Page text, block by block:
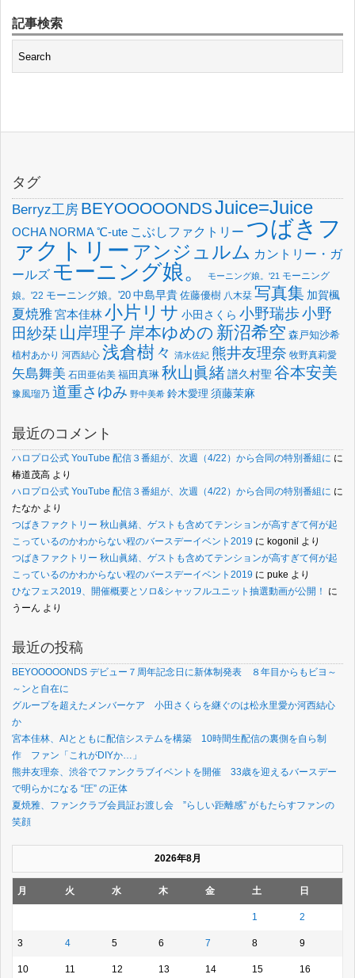
記事検索
タグ
Berryz工房 BEYOOOOONDSJuice=Juice
OCHA NORMA℃-ute こぶしファクトリー つばきフ
ァクトリー アンジュルム カントリー・ガ
ールズ モーニング娘。 モーニング娘。'21 モーニング
娘。'22 モーニング娘。'20 中島早貴 佐藤優樹 八木栞 写真集 加賀楓
夏焼雅宮本佳林小片リサ 小田さくら 小野瑞歩小野
田紗栞 山岸理子 岸本ゆめの 新沼希空 森戸知沙希
植村あかり 河西結心 浅倉樹々 清水佐紀 熊井友理奈 牧野真莉愛
矢島舞美 石田亜佑美 福田真琳 秋山眞緒譜久村聖 谷本安美
豫風瑠乃 道重さゆみ 野中美希 鈴木愛理 須藤茉麻
最近のコメント
ハロプロ公式 YouTube 配信３番組が、次週（4/22）から合同の特別番組に に
椿道茂高 より
ハロプロ公式 YouTube 配信３番組が、次週（4/22）から合同の特別番組に に
たなか より
つばきファクトリー 秋山眞緒、ゲストも含めてテンションが高すぎて何が起
こっているのかわからない程のバースデーイベント2019 に kogonil より
つばきファクトリー 秋山眞緒、ゲストも含めてテンションが高すぎて何が起
こっているのかわからない程のバースデーイベント2019 に puke より
ひなフェス2019、開催概要とソロ&シャッフルユニット抽選動画が公開！
に
うーん より
最近の投稿
BEYOOOOONDS デビュー７周年記念日に新体制発表 ８年目からもビヨ～
～ンと自在に
グループを超えたメンバーケア 小田さくらを継ぐのは松永里愛か河西結心
か
宮本佳林、AIとともに配信システムを構築 10時間生配信の裏側を自ら制
作 ファン「これがDIYか…」
熊井友理奈、渋谷でファンクラブイベントを開催 33歳を迎えるバースデー
で明らかになる “圧” の正体
夏焼雅、ファンクラブ会員証お渡し会 ”らしい距離感” がもたらすファンの
笑顔
2026年8月
月 火 水 木 金 土 日
1 2
3 4 5 6 7 8 9
10 11 12 13 14 15 16